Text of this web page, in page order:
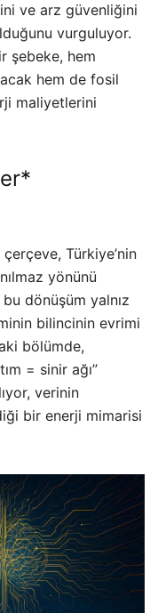
ve arz güvenliğini
vurguluyor.
şebeke, hem
hem de fosil
maliyetlerini
Türkiye’nin
yönünü
dönüşüm yalnız
bilincinin evrimi
bölümde,
= sinir ağı”
verinin
bir enerji mimarisi